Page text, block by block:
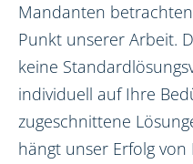
Mandanten
Punkt unserer Arbeit.
keine
individuell auf Ihre
zugeschnittene
hängt unser Erfolg